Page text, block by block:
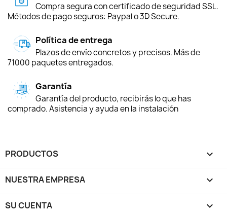
Compra segura con certificado de seguridad SSL.
Métodos de pago seguros: Paypal o 3D Secure.
Política de entrega
Plazos de envío concretos y precisos. Más de
71000 paquetes entregados.
Garantía
Garantía del producto, recibirás lo que has
comprado. Asistencia y ayuda en la instalación
PRODUCTOS 
NUESTRA EMPRESA 
SU CUENTA 